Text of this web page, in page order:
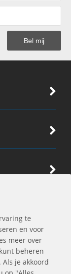
te
en voor
meer over
beheren
je akkoord